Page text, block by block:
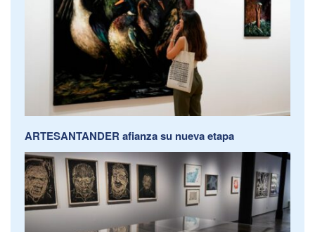
ARTESANTANDER afianza su nueva etapa